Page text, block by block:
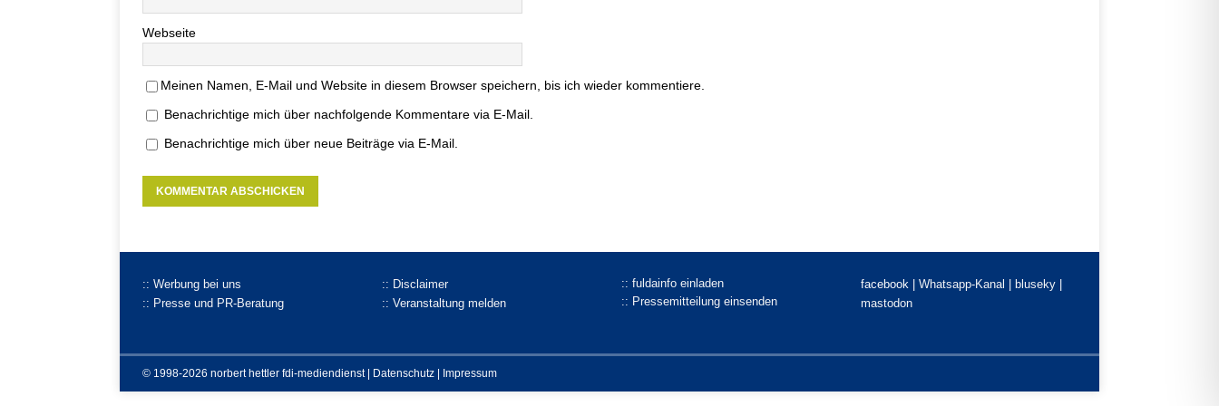
Webseite
Meinen Namen, E-Mail und Website in diesem Browser speichern, bis ich wieder kommentiere.
Benachrichtige mich über nachfolgende Kommentare via E-Mail.
Benachrichtige mich über neue Beiträge via E-Mail.
:: Werbung bei uns
:: Presse und PR-Beratung
:: Disclaimer
:: Veranstaltung melden
:: fuldainfo einladen
:: Pressemitteilung einsenden
facebook | Whatsapp-Kanal bluseky|
mastodon
© 1998-2026 norbert hettler fdi-mediendienst| Datenschutz Impressum